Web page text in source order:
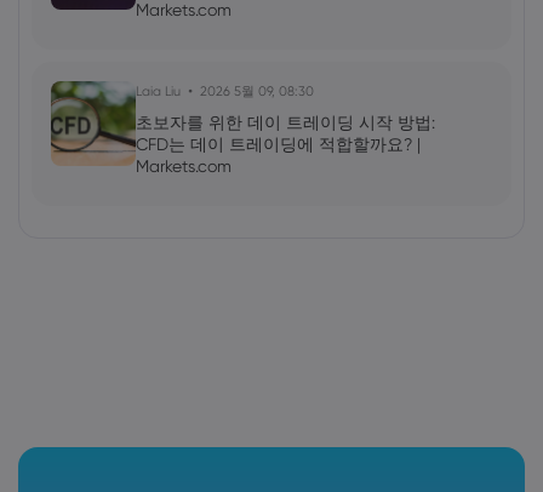
Markets.com
Laia Liu 2026 5월 09, 08:30
초보자를 위한 데이 트레이딩 시작 방법:
CFD는 데이 트레이딩에 적합할까요? |
Markets.com